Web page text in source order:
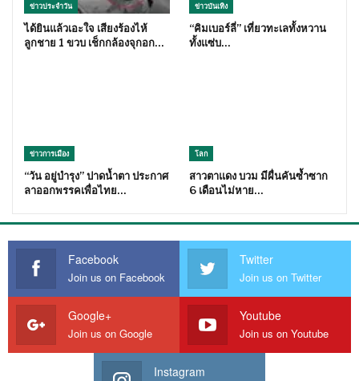
ข่าวประจำวัน
ได้ยินแล้วเอะใจ เสียงร้องไห้
ลูกชาย 1 ขวบ เช็กกล้องจุกอก…
ข่าวบันเทิง
“คิมเบอร์ลี่” เที่ยวทะเลทั้งหวาน
ทั้งแซ่บ…
ข่าวการเมือง
“วัน อยู่บำรุง” ปาดน้ำตา ประกาศ
ลาออกพรรคเพื่อไทย…
โลก
สาวตาแดง บวม มีผื่นคันซ้ำซาก
6 เดือนไม่หาย…
Facebook
Join us on Facebook
Twitter
Join us on Twitter
Google+
Join us on Google
Youtube
Join us on Youtube
Instagram